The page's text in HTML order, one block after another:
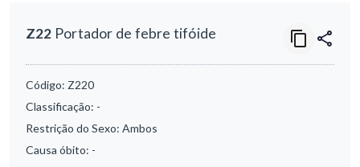
Z22 Portador de febre tifóide
Código: Z220
Classificação: -
Restrição do Sexo: Ambos
Causa óbito: -